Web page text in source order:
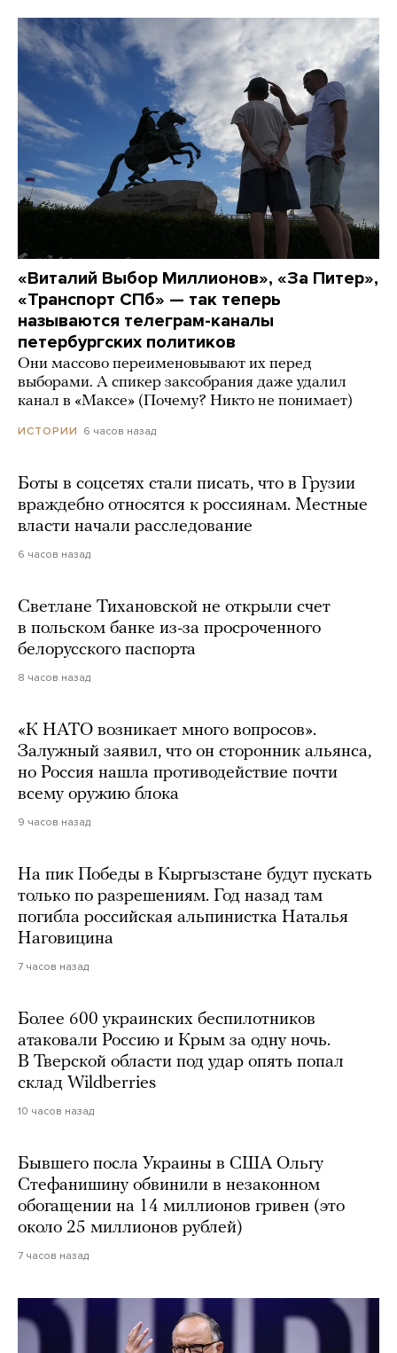
«Виталий Выбор Миллионов», «За Питер»,
«Транспорт СПб» — так теперь
называются телеграм-каналы
петербургских политиков
Они массово переименовывают их перед
выборами. А спикер заксобрания даже удалил
канал в «Максе» (Почему? Никто не понимает)
ИСТОРИИ 6 часов назад
Боты в соцсетях стали писать, что в Грузии
враждебно относятся к россиянам. Местные
власти начали расследование
6 часов назад
Светлане Тихановской не открыли счет
в польском банке из-за просроченного
белорусского паспорта
8 часов назад
«К НАТО возникает много вопросов».
Залужный заявил, что он сторонник альянса,
но Россия нашла противодействие почти
всему оружию блока
9 часов назад
На пик Победы в Кыргызстане будут пускать
только по разрешениям. Год назад там
погибла российская альпинистка Наталья
Наговицина
7 часов назад
Более 600 украинских беспилотников
атаковали Россию и Крым за одну ночь.
В Тверской области под удар опять попал
склад Wildberries
10 часов назад
Бывшего посла Украины в США Ольгу
Стефанишину обвинили в незаконном
обогащении на 14 миллионов гривен (это
около 25 миллионов рублей)
7 часов назад